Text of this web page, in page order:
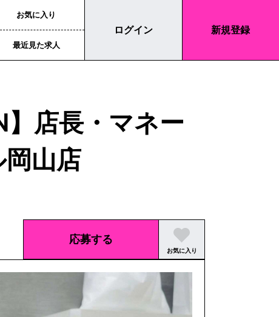
お気に入り
最近見た求人
ログイン 新規登録
店長・マネー
山店
応募する
お気に入り